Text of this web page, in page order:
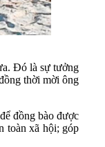
Đó là sự tưởng
thời mời ông
đồng bào được
toàn xã hội; góp